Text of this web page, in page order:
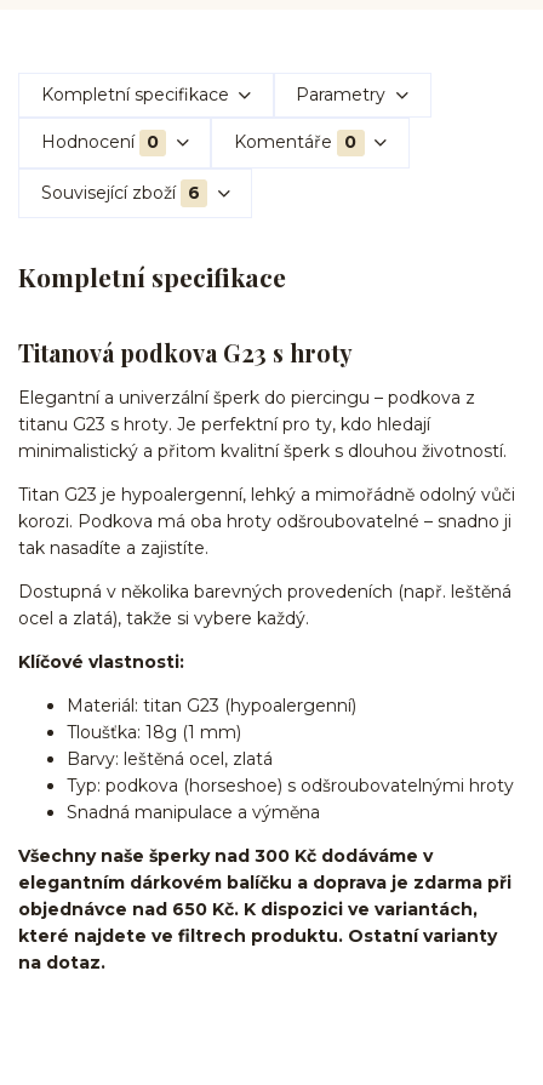
Kompletní specifikace Parametry
Hodnocení 0 Komentáře 0
Související zboží 6
Kompletní specifikace
Titanová podkova G23 s hroty
Elegantní a univerzální šperk do piercingu – podkova z
titanu G23 s hroty. Je perfektní pro ty, kdo hledají
minimalistický a přitom kvalitní šperk s dlouhou životností.
Titan G23 je hypoalergenní, lehký a mimořádně odolný vůči
korozi. Podkova má oba hroty odšroubovatelné – snadno ji
tak nasadíte a zajistíte.
Dostupná v několika barevných provedeních (např. leštěná
ocel a zlatá), takže si vybere každý.
Klíčové vlastnosti:
Materiál: titan G23 (hypoalergenní)
Tloušťka: 18g (1 mm)
Barvy: leštěná ocel, zlatá
Typ: podkova (horseshoe) s odšroubovatelnými hroty
Snadná manipulace a výměna
Všechny naše šperky nad 300 Kč dodáváme v
elegantním dárkovém balíčku a doprava je zdarma při
objednávce nad 650 Kč. K dispozici ve variantách,
které najdete ve filtrech produktu. Ostatní varianty
na dotaz.